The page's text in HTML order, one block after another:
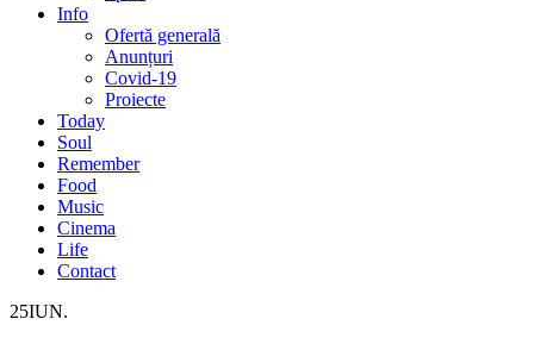
Info
Ofertă generală
Anunțuri
Covid-19
Proiecte
Today
Soul
Remember
Food
Music
Cinema
Life
Contact
25IUN.